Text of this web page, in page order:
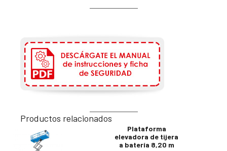
Productos relacionados
Plataforma
elevadora de tijera
a batería 8,20 m